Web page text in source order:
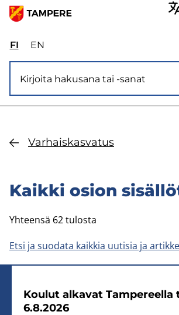
Hyppää
FIValitse
sivuston
kieli:
suomi
ENSelect
site
language:
Var­hais­kas­va­tus
Kaik­ki osion
Yhteensä 62 tulosta
Etsi ja suodata kaikkia uutisia ja
Kou­lut al­ka­vat Tam­pe­reel­la
6.8.2026